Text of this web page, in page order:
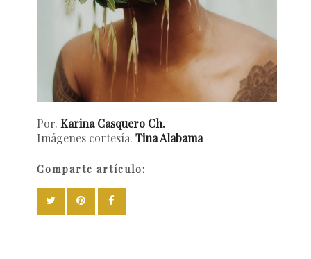
Por. Karina Casquero Ch.
Imágenes cortesía. Tina Alabama
Comparte artículo: